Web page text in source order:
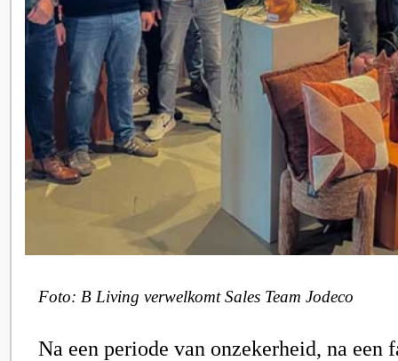
Foto: B Living verwelkomt Sales Team Jodeco
Na een periode van onzekerheid, na een